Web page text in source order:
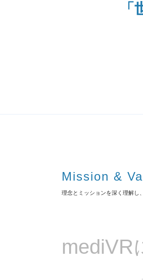
Mission &
理念とミッションを深く理解し
mediVR